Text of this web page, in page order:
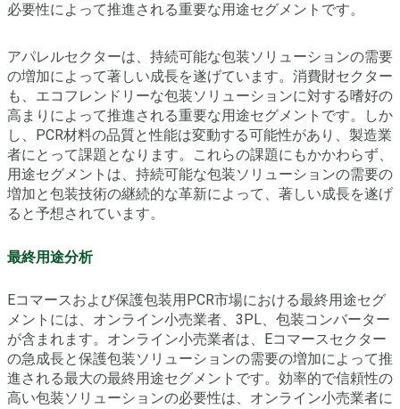
必要性によって推進される重要な用途セグメントです。
アパレルセクターは、持続可能な包装ソリューションの需要
の増加によって著しい成長を遂げています。消費財セクター
も、エコフレンドリーな包装ソリューションに対する嗜好の
高まりによって推進される重要な用途セグメントです。しか
し、PCR材料の品質と性能は変動する可能性があり、製造業
者にとって課題となります。これらの課題にもかかわらず、
用途セグメントは、持続可能な包装ソリューションの需要の
増加と包装技術の継続的な革新によって、著しい成長を遂げ
ると予想されています。
最終用途分析
Eコマースおよび保護包装用PCR市場における最終用途セグ
メントには、オンライン小売業者、3PL、包装コンバーター
が含まれます。オンライン小売業者は、Eコマースセクター
の急成長と保護包装ソリューションの需要の増加によって推
進される最大の最終用途セグメントです。効率的で信頼性の
高い包装ソリューションの必要性は、オンライン小売業者に